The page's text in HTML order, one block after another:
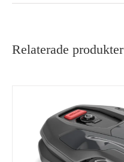
Relaterade produkter